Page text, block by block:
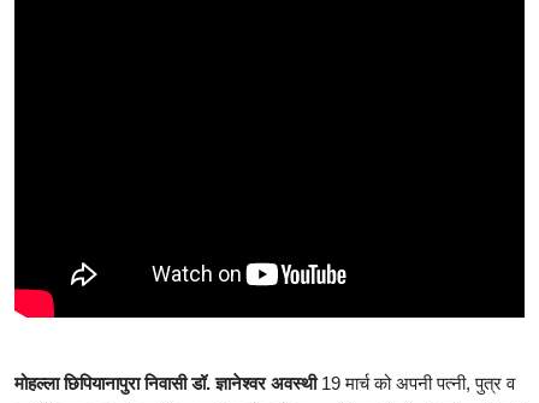
मोहल्ला छिपियानापुरा निवासी डॉ. ज्ञानेश्वर अवस्थी19 मार्च को अपनी पत्नी, पुत्र व